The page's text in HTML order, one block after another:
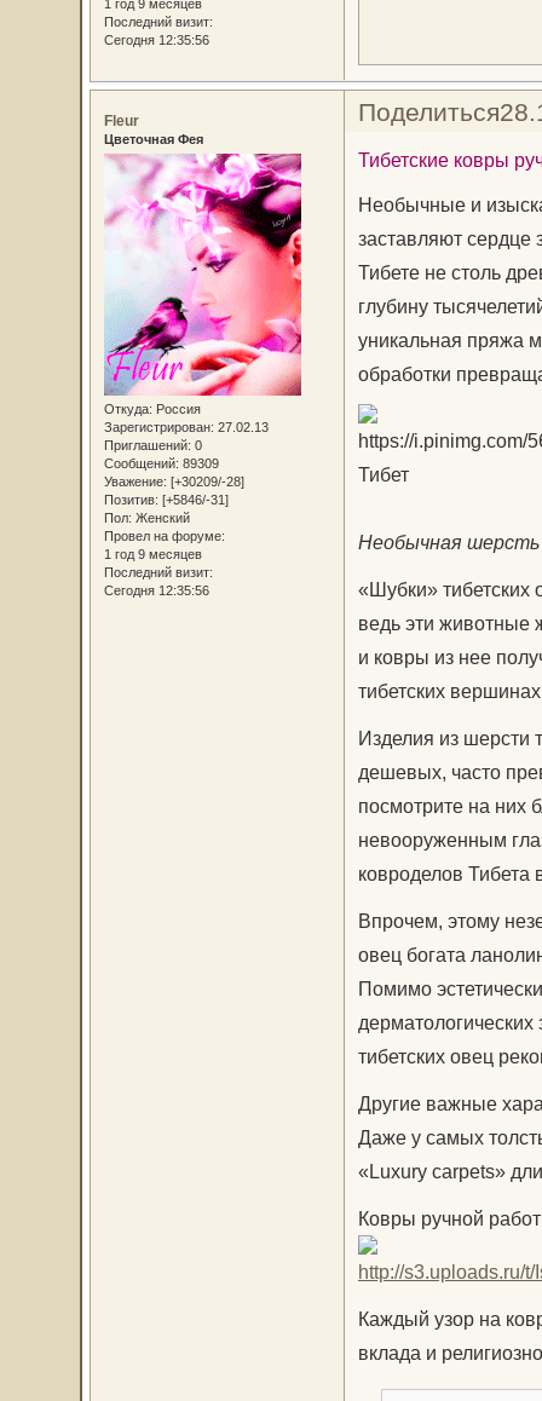
1 год 9 месяцев
Последний визит:
Сегодня 12:35:56
Поделиться
Fleur
Цветочная Фея
Откуда: Россия
Зарегистрирован: 27.02.13
Приглашений: 0
Сообщений: 89309
Уважение: [+30209/-28]
Позитив: [+5846/-31]
Пол: Женский
Провел на форуме:
1 год 9 месяцев
Последний визит:
Сегодня 12:35:56
Тибетские ковры
Необычные и
заставляют сердце
Тибете не столь
глубину
уникальная пряжа
обработки
Тибет
Необычная шерсть
«Шубки» тибетских
ведь эти животные
и ковры из нее
тибетских
Изделия из шерсти
дешевых, часто
посмотрите на них
невооруженным
ковроделов Тибета
Впрочем, этому
овец богата
Помимо
тибетских овец
Другие важные
Даже у самых
«Luxury carpets»
Ковры ручной
Каждый узор на
вклада и